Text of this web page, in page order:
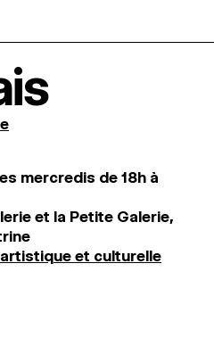
mercredis de 18h à
et la Petite Galerie,
et culturelle